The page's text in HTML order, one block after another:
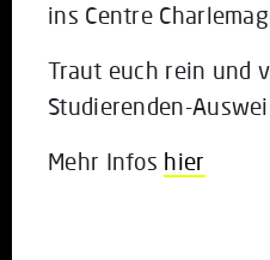
ins Centre
Traut euch rein und
Studierenden-
Mehr Infos hier